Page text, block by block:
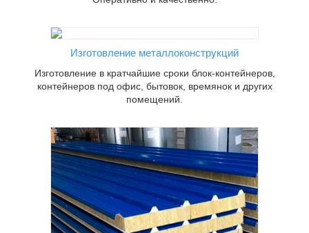
Изготовление металлоконструкций
Изготовление в кратчайшие сроки блок-контейнеров,
контейнеров под офис, бытовок, времянок и других
помещений.